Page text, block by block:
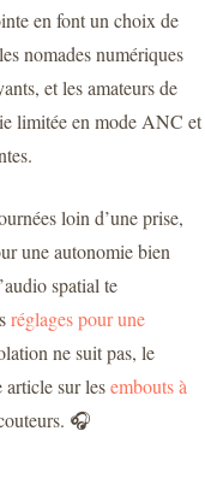
en font un choix de
nomades numériques
et les amateurs de
limitée en mode ANC et
loin d’une prise,
une autonomie bien
spatial te
réglages pour une
ne suit pas, le
article sur lesembouts à
🎧